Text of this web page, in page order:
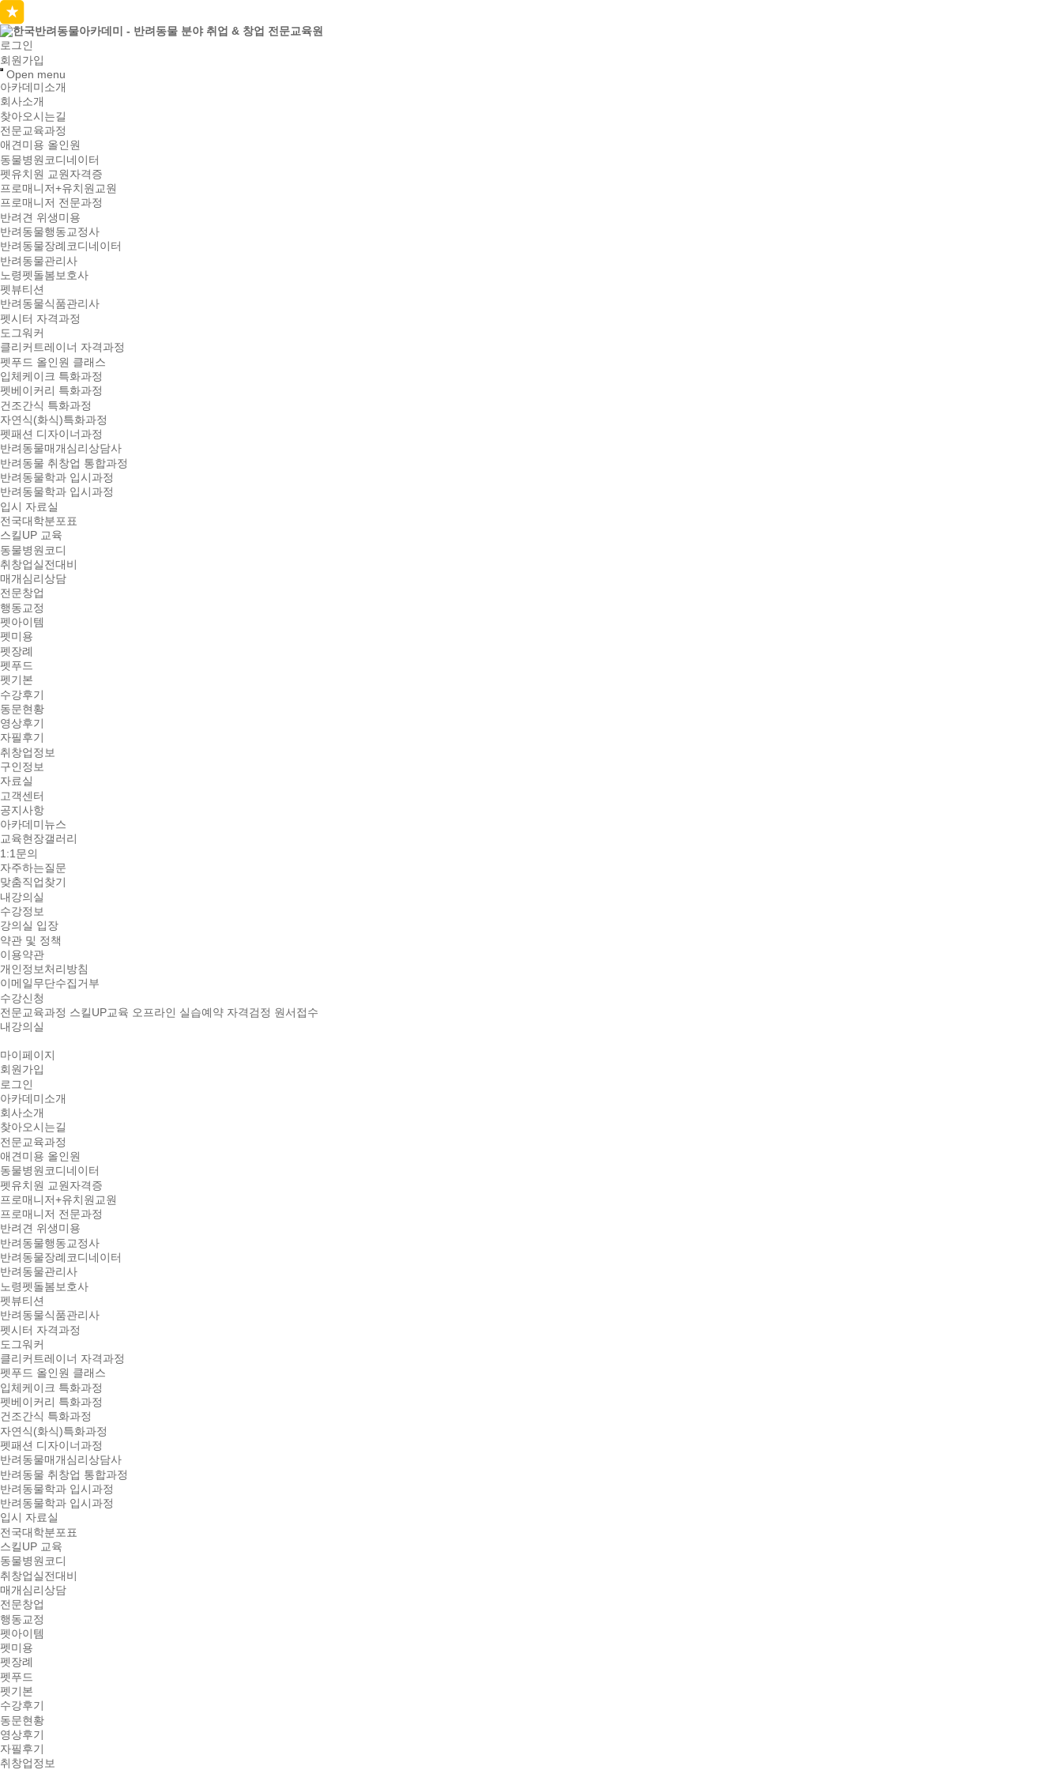
로그인
회원가입
Open menu
아카데미소개
회사소개
찾아오시는길
전문교육과정
애견미용 올인원
동물병원코디네이터
펫유치원 교원자격증
프로매니저+유치원교원
프로매니저 전문과정
반려견 위생미용
반려동물행동교정사
반려동물장례코디네이터
반려동물관리사
노령펫돌봄보호사
펫뷰티션
반려동물식품관리사
펫시터 자격과정
도그워커
클리커트레이너 자격과정
펫푸드 올인원 클래스
입체케이크 특화과정
펫베이커리 특화과정
건조간식 특화과정
자연식(화식)특화과정
펫패션 디자이너과정
반려동물매개심리상담사
반려동물 취창업 통합과정
반려동물학과 입시과정
반려동물학과 입시과정
입시 자료실
전국대학분포표
스킬UP 교육
동물병원코디
취창업실전대비
매개심리상담
전문창업
행동교정
펫아이템
펫미용
펫장례
펫푸드
펫기본
수강후기
동문현황
영상후기
자필후기
취창업정보
구인정보
자료실
고객센터
공지사항
아카데미뉴스
교육현장갤러리
1:1문의
자주하는질문
맞춤직업찾기
내강의실
수강정보
강의실 입장
약관 및 정책
이용약관
개인정보처리방침
이메일무단수집거부
수강신청
전문교육과정 스킬UP교육 오프라인 실습예약 자격검정 원서접수
내강의실
마이페이지
회원가입
로그인
아카데미소개
회사소개
찾아오시는길
전문교육과정
애견미용 올인원
동물병원코디네이터
펫유치원 교원자격증
프로매니저+유치원교원
프로매니저 전문과정
반려견 위생미용
반려동물행동교정사
반려동물장례코디네이터
반려동물관리사
노령펫돌봄보호사
펫뷰티션
반려동물식품관리사
펫시터 자격과정
도그워커
클리커트레이너 자격과정
펫푸드 올인원 클래스
입체케이크 특화과정
펫베이커리 특화과정
건조간식 특화과정
자연식(화식)특화과정
펫패션 디자이너과정
반려동물매개심리상담사
반려동물 취창업 통합과정
반려동물학과 입시과정
반려동물학과 입시과정
입시 자료실
전국대학분포표
스킬UP 교육
동물병원코디
취창업실전대비
매개심리상담
전문창업
행동교정
펫아이템
펫미용
펫장례
펫푸드
펫기본
수강후기
동문현황
영상후기
자필후기
취창업정보